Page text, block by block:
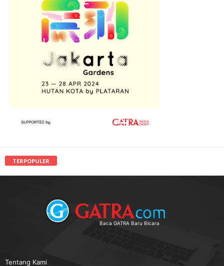
TERPOPULER
Baca GATRA Baru Bicara
Tentang Kami